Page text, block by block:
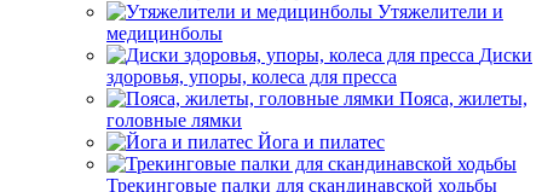
Утяжелители и
медицинболы
Диски
здоровья, упоры, колеса для пресса
Пояса, жилеты,
головные лямки
Йога и пилатес
Трекинговые палки для скандинавской ходьбы